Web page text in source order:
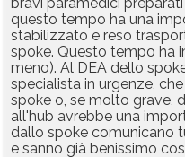
bravi paramedici
questo tempo ha una
stabilizzato e reso
spoke. Questo tempo ha
meno). Al DEA dello
specialista in urgenze,
spoke o, se molto grave,
all'hub avrebbe una
dallo spoke comunicano
e sanno già benissimo